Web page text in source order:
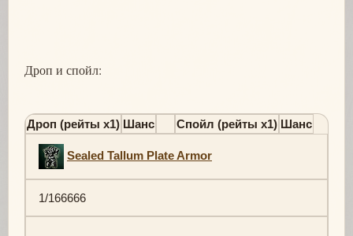
Дроп и спойл:
Дроп (рейты х1) Шанс Спойл (рейты х1) Шанс
Sealed Tallum Plate Armor
1/166666